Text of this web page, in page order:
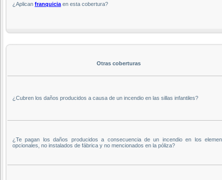
¿Aplican franquicia en esta cobertura?
Otras coberturas
¿Cubren los daños producidos a causa de un incendio en las sillas infantiles?
¿Te pagan los daños producidos a consecuencia de un incendio en los
opcionales, no instalados de fábrica y no mencionados en la póliza?